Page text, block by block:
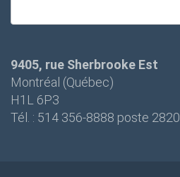
9405, rue Sherbrooke Est
Montréal (Québec)
H1L 6P3
Tél. : 514 356-8888 poste 2820